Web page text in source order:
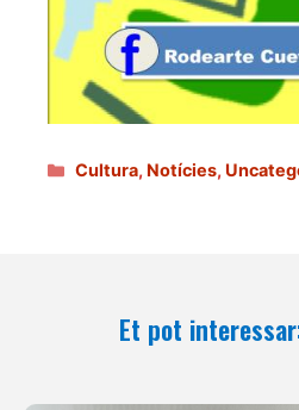
Categories
Cultura, Notícies,
Et pot